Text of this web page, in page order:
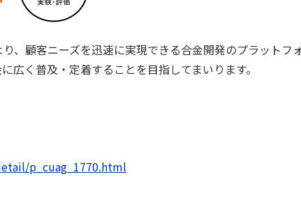
、顧客ニーズを迅速に実現できる合金開発のプラットフ
広く普及・定着することを目指してまいります。
p_cuag_1770.html